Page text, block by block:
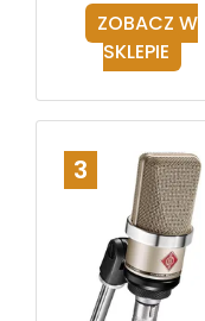
ZOBACZ W
SKLEPIE
3